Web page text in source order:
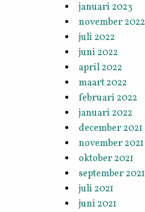
januari 2023
november 2022
juli 2022
juni 2022
april 2022
maart 2022
februari 2022
januari 2022
december 2021
november 2021
oktober 2021
september 2021
juli 2021
juni 2021